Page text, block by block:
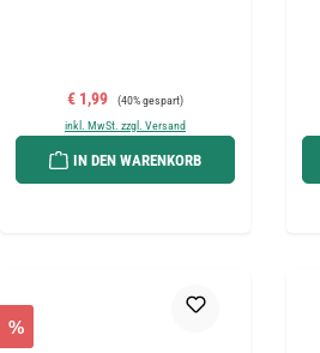
Verkaufspreis:
€ 1,99 Regulärer Preis:
(40% gespart)
inkl. MwSt. zzgl. Versand
IN DEN WARENKORB
%